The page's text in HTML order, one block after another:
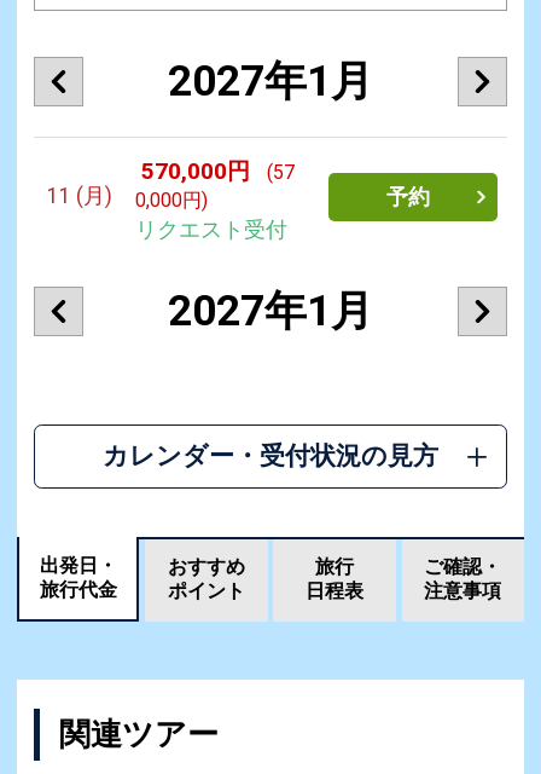
2027年1月
11 (月)
570,000円
(57
0,000円)
リクエスト受付
予約
2027年1月
カレンダー・受付状況の見方
出発日・
旅行代金
おすすめ
ポイント
旅行
日程表
ご確認・
注意事項
関連ツアー